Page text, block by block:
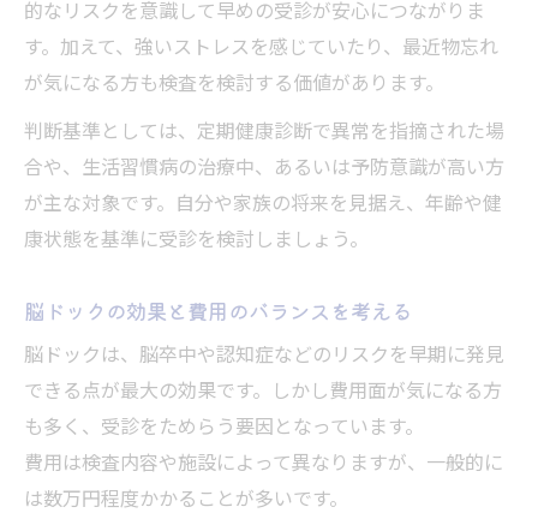
脳ドックから始める自宅での脳トレ習慣
脳ドック活用で脳トレの効果を最大化する
方法
脳ドック×脳トレで家族と健康寿命をのばす
後悔しない脳ドック活用で健康長寿を目指す
脳ドック受診で後悔しないための工夫と視
点
方法
脳ドック結果を活かした健康長寿の実践ポ
イント
脳ドック活用で家族全員の安心を守るコツ
脳ドックと老後対策の継続で後悔を防ぐ秘
的なリスクを意識して早めの受診が安心につながりま
す。加えて、強いストレスを感じていたり、最近物忘れ
が気になる方も検査を検討する価値があります。
判断基準としては、定期健康診断で異常を指摘された場
合や、生活習慣病の治療中、あるいは予防意識が高い方
が主な対象です。自分や家族の将来を見据え、年齢や健
康状態を基準に受診を検討しましょう。
脳ドックの効果と費用のバランスを考える
脳ドックは、脳卒中や認知症などのリスクを早期に発見
できる点が最大の効果です。しかし費用面が気になる方
も多く、受診をためらう要因となっています。
費用は検査内容や施設によって異なりますが、一般的に
は数万円程度かかることが多いです。